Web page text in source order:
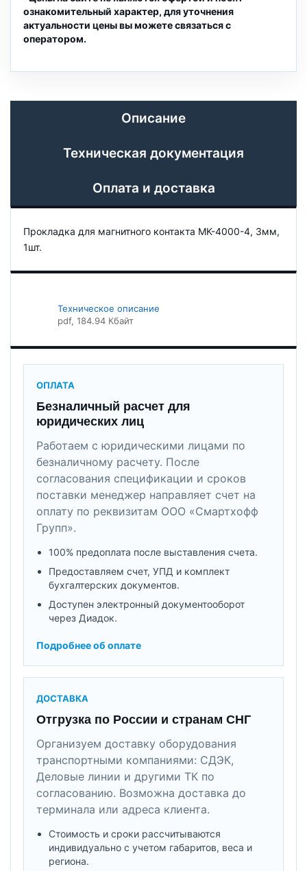
ознакомительный характер, для уточнения
актуальности цены вы можете связаться с
оператором.
Описание
Техническая документация
Оплата и доставка
Прокладка для магнитного контакта MK-4000-4, 3мм,
1шт.
Техническое описание
pdf, 184.94 Кбайт
ОПЛАТА
Безналичный расчет для
юридических лиц
Работаем с юридическими лицами по
безналичному расчету. После
согласования спецификации и сроков
поставки менеджер направляет счет на
оплату по реквизитам ООО «Смартхофф
Групп».
100% предоплата после выставления счета.
Предоставляем счет, УПД и комплект
бухгалтерских документов.
Доступен электронный документооборот
через Диадок.
Подробнее об оплате
ДОСТАВКА
Отгрузка по России и странам СНГ
Организуем доставку оборудования
транспортными компаниями: СДЭК,
Деловые линии и другими ТК по
согласованию. Возможна доставка до
терминала или адреса клиента.
Стоимость и сроки рассчитываются
индивидуально с учетом габаритов, веса и
региона.